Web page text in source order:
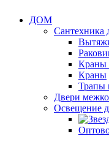
ДОМ
Сантехника
Краны
Краны
Трапы
Двери
Освещение